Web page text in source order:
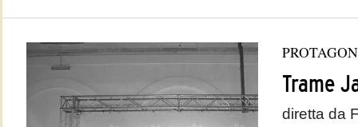
Trame
diretta da